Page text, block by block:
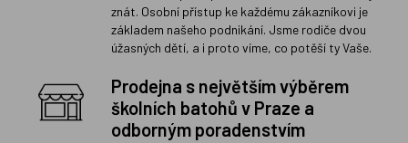
znát. Osobní přístup ke každému zákazníkovi je
základem našeho podnikání. Jsme rodiče dvou
úžasných dětí, a i proto víme, co potěší ty Vaše.
Prodejna s největším výběrem
školních batohů v Praze a
odborným poradenstvím